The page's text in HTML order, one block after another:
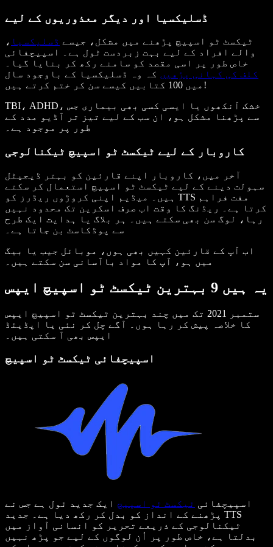
ڈسلیکسیا اور دیگر معذوریوں کے لیے
ٹیکسٹ ٹو اسپیچ پڑھنے میں مشکل، جیسے ڈسلیکسیا ،
والے افراد کے لیے بہت زبردست ٹول ہے۔ اسپیچفائی
خاص طور پر اسی مقصد کو سامنے رکھ کر بنایا گیا۔
کلف کی کہانی پڑھیں کہ وہ ڈسلیکسیا کے باوجود سال
میں 100 کتابیں کیسے سن کر ختم کرتے ہیں!
TBI، ADHD، خشک آنکھوں یا ایسی کسی بھی بیماری جس
سے پڑھنا مشکل ہو، ان سب کے لیے تیز تر آڈیو مدد کے
طور پر موجود ہے۔
کاروبار کے لیے ٹیکسٹ ٹو اسپیچ ٹیکنالوجی
آخر میں، کاروبار اپنے قارئین کو بہتر ڈیجیٹل
سہولت دینے کے لیے ٹیکسٹ ٹو اسپیچ استعمال کر سکتے
ہیں۔ میڈیم اپنی کروڑوں ریڈرز کو TTS مفت فراہم
کرتا ہے۔ ریڈنگ کا وقت اب صرف اسکرین تک محدود نہیں
رہا، لوگ سن بھی سکتے ہیں۔ ہر بلاگ یا ہدایت ایک طرح
سے پوڈکاسٹ بن جاتا ہے۔
اب آپ کے قارئین کہیں بھی ہوں، موبائل جیب یا بیگ
میں ہو، آپ کا مواد باآسانی سن سکتے ہیں۔
یہ ہیں 9 بہترین ٹیکسٹ ٹو اسپیچ ایپس
ستمبر 2021 تک میں چند بہترین ٹیکسٹ ٹو اسپیچ ایپس
کا خلاصہ پیش کر رہا ہوں۔ آگے چل کر نئی یا اپڈیٹڈ
ایپس بھی آ سکتی ہیں۔
اسپیچفائی ٹیکسٹ ٹو اسپیچ
اسپیچفائی ٹیکسٹ ٹو اسپیچ ایک جدید ٹول ہے جس نے
پڑھنے کے انداز کو بدل کر رکھ دیا ہے۔ جدید TTS
ٹیکنالوجی کے ذریعے تحریر کو انسانی آواز میں
بدلتا ہے، خاص طور پر اُن لوگوں کے لیے جو پڑھ نہیں